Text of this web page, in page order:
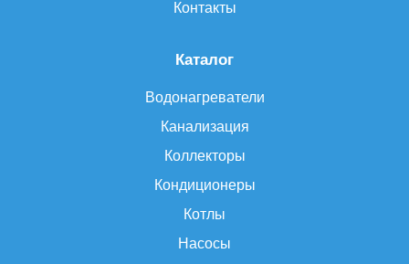
Каталог
Водонагреватели
Канализация
Коллекторы
Кондиционеры
Котлы
Насосы
Контакты